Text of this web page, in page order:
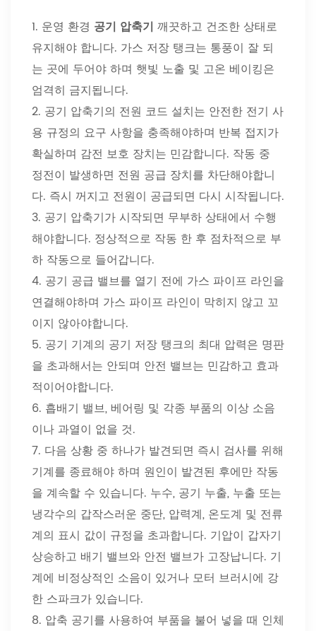
1. 운영 환경 공기 압축기 깨끗하고 건조한 상태로
유지해야 합니다. 가스 저장 탱크는 통풍이 잘 되
는 곳에 두어야 하며 햇빛 노출 및 고온 베이킹은
엄격히 금지됩니다.
2. 공기 압축기의 전원 코드 설치는 안전한 전기 사
용 규정의 요구 사항을 충족해야하며 반복 접지가
확실하며 감전 보호 장치는 민감합니다. 작동 중
정전이 발생하면 전원 공급 장치를 차단해야합니
다. 즉시 꺼지고 전원이 공급되면 다시 시작됩니다.
3. 공기 압축기가 시작되면 무부하 상태에서 수행
해야합니다. 정상적으로 작동 한 후 점차적으로 부
하 작동으로 들어갑니다.
4. 공기 공급 밸브를 열기 전에 가스 파이프 라인을
연결해야하며 가스 파이프 라인이 막히지 않고 꼬
이지 않아야합니다.
5. 공기 기계의 공기 저장 탱크의 최대 압력은 명판
을 초과해서는 안되며 안전 밸브는 민감하고 효과
적이어야합니다.
6. 흡배기 밸브, 베어링 및 각종 부품의 이상 소음
이나 과열이 없을 것.
7. 다음 상황 중 하나가 발견되면 즉시 검사를 위해
기계를 종료해야 하며 원인이 발견된 후에만 작동
을 계속할 수 있습니다. 누수, 공기 누출, 누출 또는
냉각수의 갑작스러운 중단, 압력계, 온도계 및 전류
계의 표시 값이 규정을 초과합니다. 기압이 갑자기
상승하고 배기 밸브와 안전 밸브가 고장납니다. 기
계에 비정상적인 소음이 있거나 모터 브러시에 강
한 스파크가 있습니다.
8. 압축 공기를 사용하여 부품을 불어 넣을 때 인체